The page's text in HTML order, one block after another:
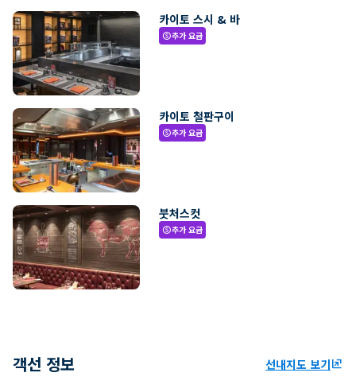
카이토 스시 & 바
paid추가 요금
카이토 철판구이
paid추가 요금
붓처스컷
paid추가 요금
객선 정보 선내지도 보기ungroup